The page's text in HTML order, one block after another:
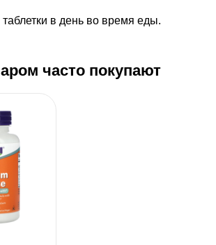
в день во время еды.
часто покупают